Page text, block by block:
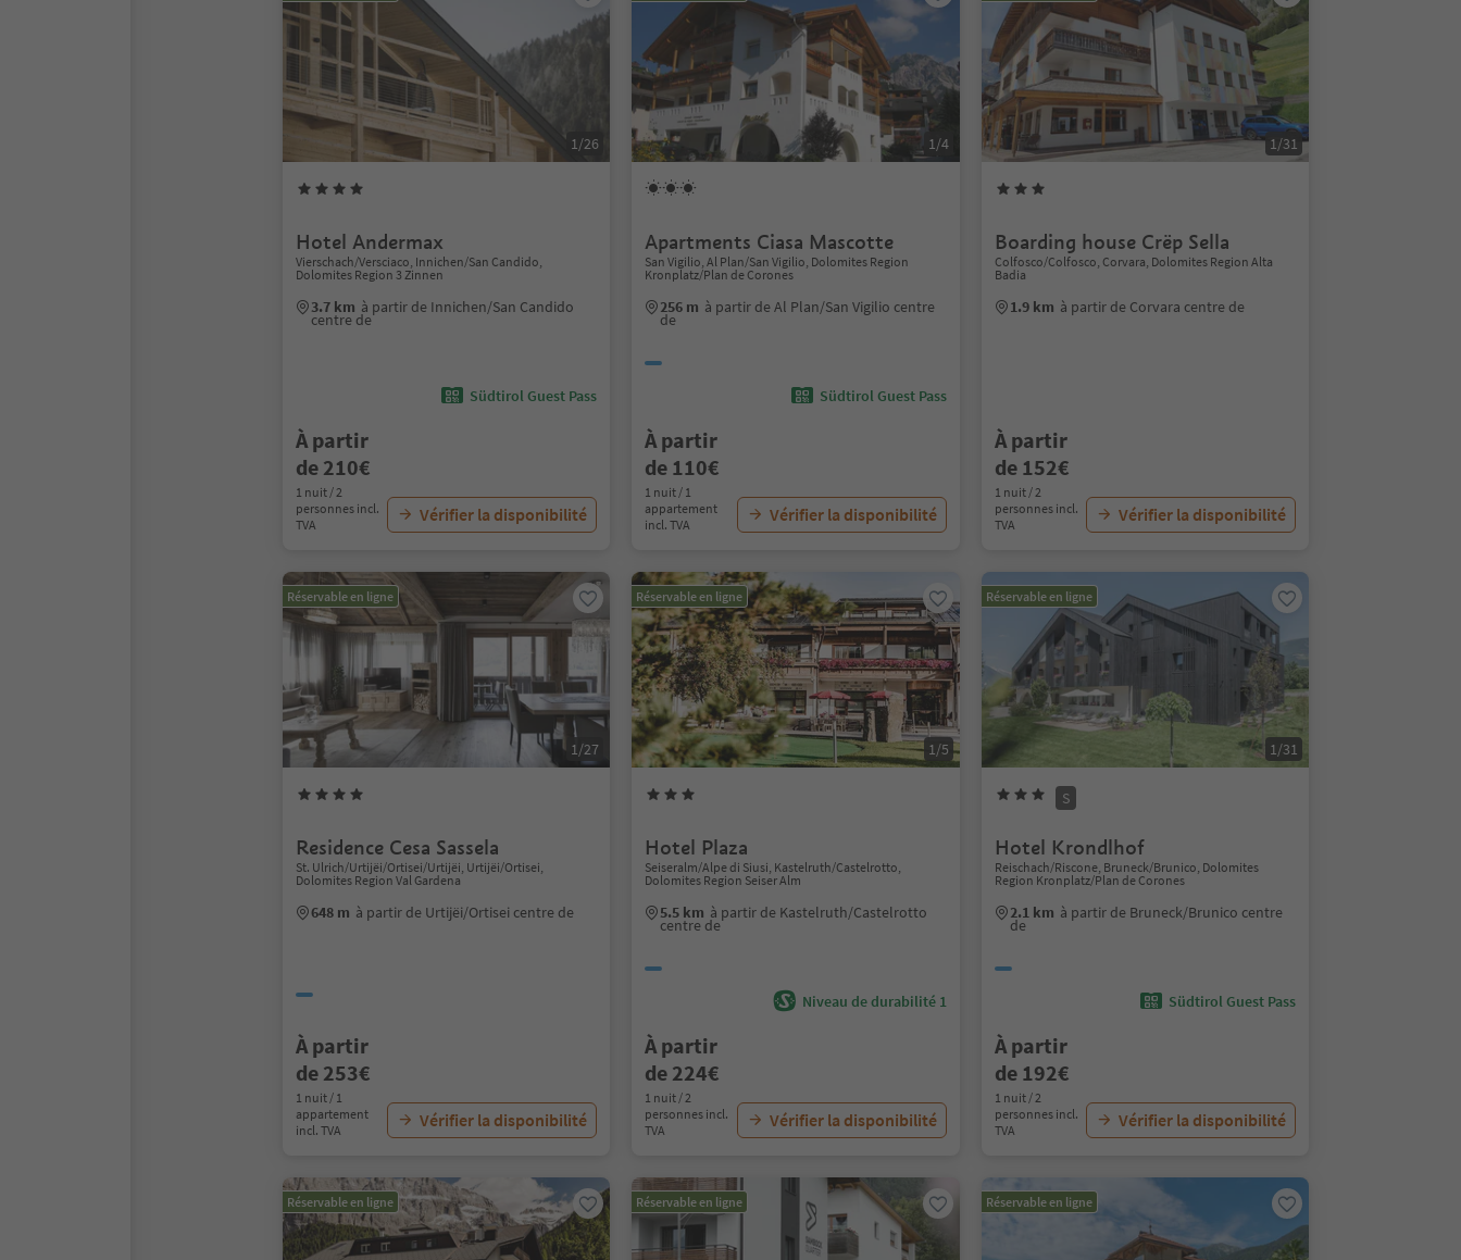
1/26
Hotel Andermax
Vierschach/Versciaco, Innichen/San Candido,
Dolomites Region 3 Zinnen
3.7 km à partir de Innichen/San Candido
centre de
Südtirol Guest Pass
À partir
de 210€
1 nuit / 2
personnes incl.
TVA
Vérifier la disponibilité
1/4
Apartments Ciasa Mascotte
San Vigilio, Al Plan/San Vigilio, Dolomites Region
Kronplatz/Plan de Corones
256 m à partir de Al Plan/San Vigilio centre
de
Südtirol Guest Pass
À partir
de 110€
1 nuit / 1
appartement
incl. TVA
Vérifier la disponibilité
1/31
Boarding house Crëp Sella
Colfosco/Colfosco, Corvara, Dolomites Region Alta
Badia
1.9 km à partir de Corvara centre de
À partir
de 152€
1 nuit / 2
personnes incl.
TVA
Vérifier la disponibilité
Réservable en ligne
1/27
Residence Cesa Sassela
St. Ulrich/Urtijëi/Ortisei/Urtijëi, Urtijëi/Ortisei,
Dolomites Region Val Gardena
648 m à partir de Urtijëi/Ortisei centre de
À partir
de 253€
1 nuit / 1
appartement
incl. TVA
Vérifier la disponibilité
Réservable en ligne
1/5
Hotel Plaza
Seiseralm/Alpe di Siusi, Kastelruth/Castelrotto,
Dolomites Region Seiser Alm
5.5 km à partir de Kastelruth/Castelrotto
centre de
Niveau de durabilité 1
À partir
de 224€
1 nuit / 2
personnes incl.
TVA
Vérifier la disponibilité
Réservable en ligne
1/31
S
Hotel Krondlhof
Reischach/Riscone, Bruneck/Brunico, Dolomites
Region Kronplatz/Plan de Corones
2.1 km à partir de Bruneck/Brunico centre
de
Südtirol Guest Pass
À partir
de 192€
1 nuit / 2
personnes incl.
TVA
Vérifier la disponibilité
Réservable en ligne Réservable en ligne Réservable en ligne